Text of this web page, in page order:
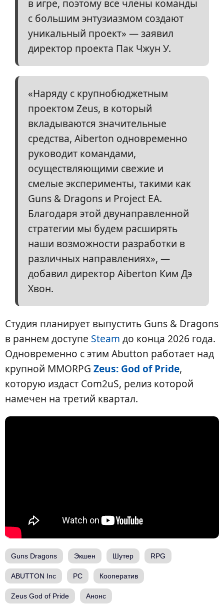
в игре, поэтому все члены команды
с большим энтузиазмом создают
уникальный проект» — заявил
директор проекта Пак Чжун У.
«Наряду с крупнобюджетным
проектом Zeus, в который
вкладываются значительные
средства, Aiberton одновременно
руководит командами,
осуществляющими свежие и
смелые эксперименты, такими как
Guns & Dragons и Project EA.
Благодаря этой двунаправленной
стратегии мы будем расширять
наши возможности разработки в
различных направлениях», —
добавил директор Aiberton Ким Дэ
Хвон.
Студия планирует выпустить Guns & Dragons
в раннем доступе Steam до конца 2026 года.
Одновременно с этим Abutton работает над
крупной MMORPG Zeus: God of Pride,
которую издаст Com2uS, релиз которой
намечен на третий квартал.
Guns Dragons Экшен Шутер RPG
ABUTTON Inc PC Кооператив
Zeus God of Pride Анонс